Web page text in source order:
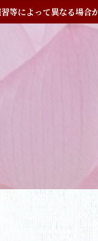
等によって異なる場合